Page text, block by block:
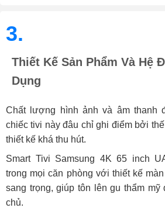
3.
Thiết Kế Sản Phẩm Và Hệ
Dụng
Chất lượng hình ảnh và âm thanh
chiếc tivi này đâu chỉ ghi điểm bởi
thiết kế khá thu hút.
Smart Tivi Samsung 4K 65 inch
trong mọi căn phòng với thiết kế
sang trọng, giúp tôn lên gu thẩm mỹ
chủ.